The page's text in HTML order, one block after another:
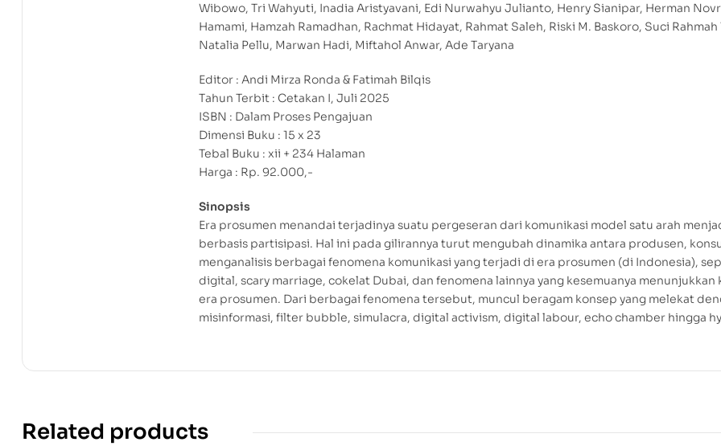
Wibowo, Tri Wahyuti, Inadia Aristyavani, Edi Nurwahyu Julianto, Henry Sianipar, Herman
Hamami, Hamzah Ramadhan, Rachmat Hidayat, Rahmat Saleh, Riski M. Baskoro, Suci
Natalia Pellu, Marwan Hadi, Miftahol Anwar, Ade Taryana
Editor : Andi Mirza Ronda & Fatimah Bilqis
Tahun Terbit : Cetakan I, Juli 2025
ISBN : Dalam Proses Pengajuan
Dimensi Buku : 15 x 23
Tebal Buku : xii + 234 Halaman
Harga : Rp. 92.000,-
Sinopsis
Era prosumen menandai terjadinya suatu pergeseran dari komunikasi model satu arah
berbasis partisipasi. Hal ini pada gilirannya turut mengubah dinamika antara produsen,
menganalisis berbagai fenomena komunikasi yang terjadi di era prosumen (di Indonesia),
digital, scary marriage, cokelat Dubai, dan fenomena lainnya yang kesemuanya
era prosumen. Dari berbagai fenomena tersebut, muncul beragam konsep yang melekat
misinformasi, filter bubble, simulacra, digital activism, digital labour, echo chamber hingga
Related products